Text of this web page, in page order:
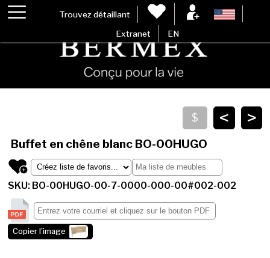
Trouvez détaillant
Extranet EN
>
<
Buffet en chêne blanc BO-00HUGO
SKU: BO-00HUGO-00-7-0000-000-00#002-002
Copier l'image